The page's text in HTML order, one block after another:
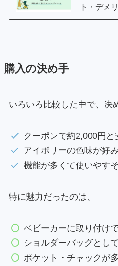
ト・デメ
購入の決め手
いろいろ比較した中で、決
クーポンで約2,000円と
アイボリーの色味が好み
機能が多くて使いやす
特に魅力だったのは、
ベビーカーに取り付け
ショルダーバッグとし
ポケット・チャックが